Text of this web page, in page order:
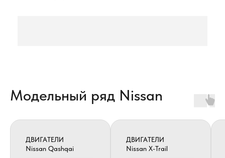
Модельный ряд Nissan
ДВИГАТЕЛИ
Nissan Qashqai
ДВИГАТЕЛИ
Nissan X-Trail